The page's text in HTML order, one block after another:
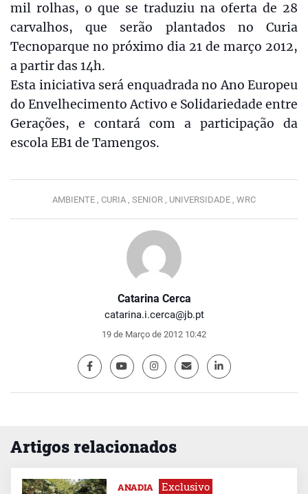
Catarina Cerca
catarina.i.cerca@jb.pt
19 de Março de 2012 10:42
mil rolhas, o que se traduziu na oferta de 28
carvalhos, que serão plantados no Curia
Tecnoparque no próximo dia 21 de março 2012,
a partir das 14h.
Esta iniciativa será enquadrada no Ano Europeu
do Envelhecimento Activo e Solidariedade entre
Gerações, e contará com a participação da
escola EB1 de Tamengos.
AMBIENTE , CURIA , SENIOR , UNIVERSIDADE , WRC
Artigos relacionados
ANADIA Exclusivo